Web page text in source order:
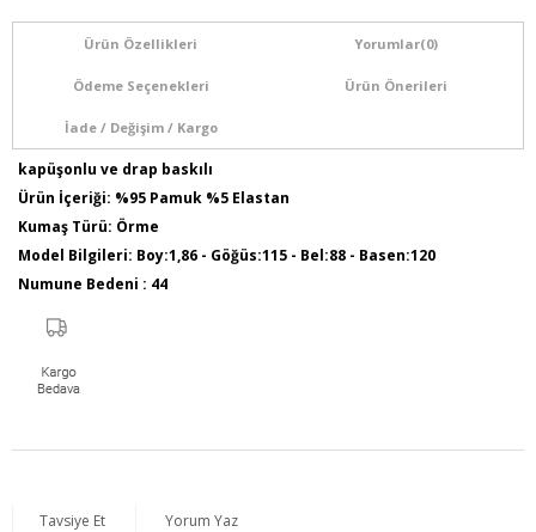
Ürün Özellikleri Yorumlar(0)
Ödeme Seçenekleri Ürün Önerileri
İade / Değişim / Kargo
kapüşonlu ve drap baskılı
Ürün İçeriği: %95 Pamuk %5 Elastan
Kumaş Türü: Örme
Model Bilgileri: Boy:1,86 - Göğüs:115 - Bel:88 - Basen:120
Numune Bedeni : 44
Tavsiye Et Yorum Yaz